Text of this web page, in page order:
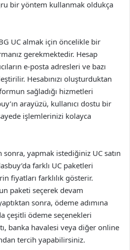
bir yöntem kullanmak oldukça
UC almak için öncelikle bir
gerekmektedir. Hesap
e-posta adresleri ve bazı
Hesabınızı oluşturduktan
sağladığı hizmetleri
arayüzü, kullanıcı dostu bir
işlemlerinizi kolayca
sonra, yapmak istediğiniz UC satın
farklı UC paketleri
fiyatları farklılık gösterir.
paketi seçerek devam
sonra, ödeme adımına
çeşitli ödeme seçenekleri
banka havalesi veya diğer online
tercih yapabilirsiniz.